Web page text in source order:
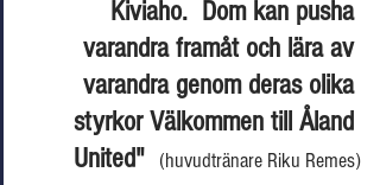
Kiviaho.  Dom kan pusha
varandra framåt och lära av
varandra genom deras olika
styrkor Välkommen till Åland
United"
(huvudtränare Riku Remes)